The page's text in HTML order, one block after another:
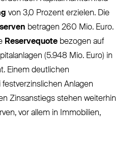
von 3,0 Prozent erzielen. Die
betragen 260 Mio. Euro.
Reservequotebezogen auf
(5.948 Mio. Euro) in
Einem deutlichen
festverzinslichen Anlagen
Zinsanstiegs stehen weiterhin
vor allem in Immobilien,